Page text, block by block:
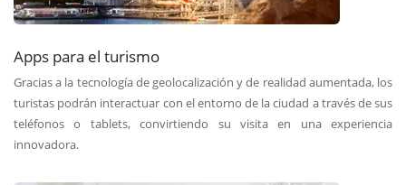
Apps para el turismo
Gracias a la tecnología de geolocalización y de realidad aumentada, los
turistas podrán interactuar con el entorno de la ciudad a través de sus
teléfonos o tablets, convirtiendo su visita en una experiencia
innovadora.